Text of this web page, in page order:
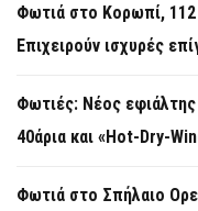
Φωτιά στο Κορωπί, 112
Επιχειρούν ισχυρές
Φωτιές: Νέος
40άρια και «Hot-Dry-
Φωτιά στο Σπήλαιο